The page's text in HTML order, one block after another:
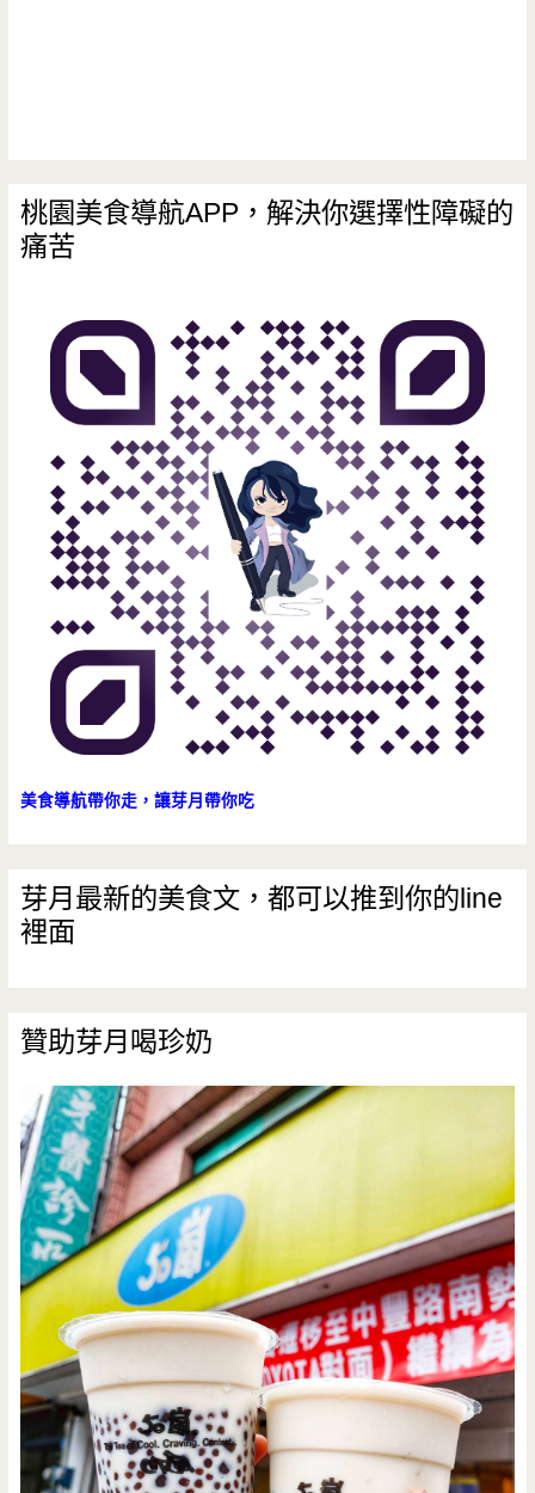
桃園美食導航APP，解決你選擇性障礙的
痛苦
美食導航帶你走，讓芽月帶你吃
芽月最新的美食文，都可以推到你的line
裡面
贊助芽月喝珍奶